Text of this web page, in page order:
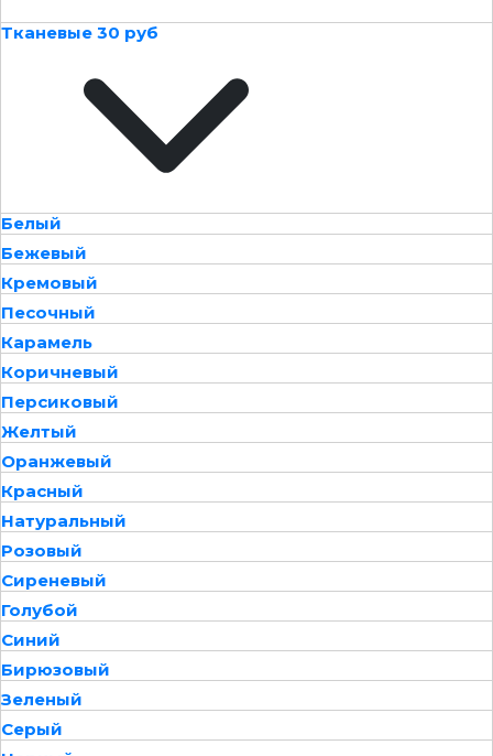
Тканевые 30 руб
Белый
Бежевый
Кремовый
Песочный
Карамель
Коричневый
Персиковый
Желтый
Оранжевый
Красный
Натуральный
Розовый
Сиреневый
Голубой
Синий
Бирюзовый
Зеленый
Серый